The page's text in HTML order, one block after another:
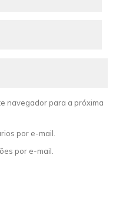
navegador para a próxima
por e-mail.
por e-mail.